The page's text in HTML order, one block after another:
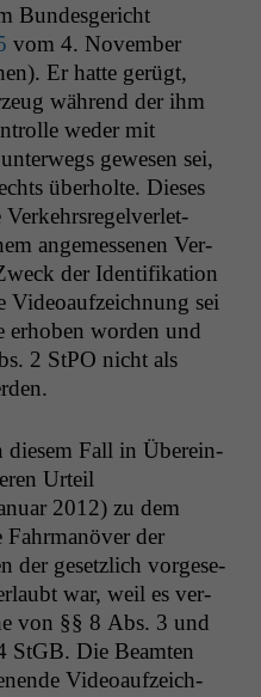
Bun­des­gericht
vom 4. Novem­ber
Er hat­te gerügt,
während der ihm
wed­er mit
gewe­sen sei,
über­holte. Dieses
Verkehrsregelver­let­
angemesse­nen Ver­
der Iden­ti­fika­tion
Videoaufze­ich­nung sei
erhoben wor­den und
2 StPO nicht als
diesem Fall in Übere­in­
Urteil
2012) zu dem
Fahrmanöver der
der geset­zlich vorge­se­
war, weil es ver­
von §§ 8 Abs. 3 und
StGB. Die Beamten
Videoaufze­ich­